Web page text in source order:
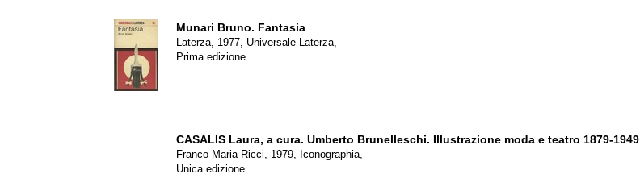
Munari Bruno. Fantasia
Laterza, 1977, Universale Laterza,
Prima edizione.
CASALIS Laura, a cura. Umberto Brunelleschi. Illustrazione moda e teatro 1879-1949
Franco Maria Ricci, 1979, Iconographia,
Unica edizione.